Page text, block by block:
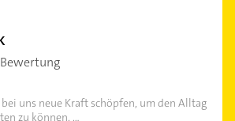
uns neue Kraft schöpfen, um den Alltag
zu können. ...